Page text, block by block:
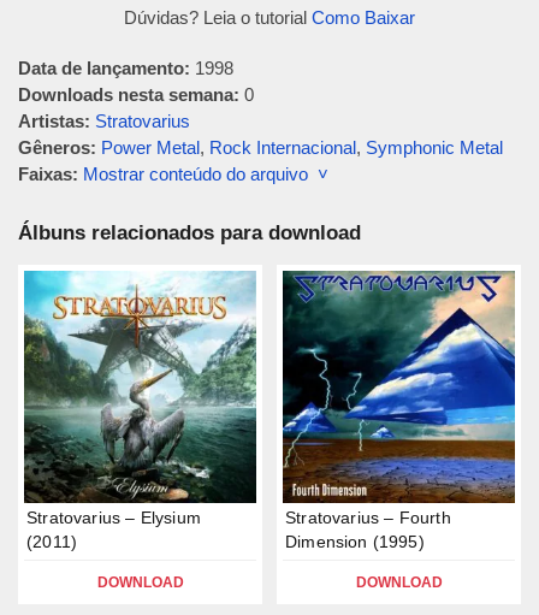
Dúvidas? Leia o tutorial Como Baixar
Data de lançamento: 1998
Downloads nesta semana: 0
Artistas: Stratovarius
Gêneros: Power Metal, Rock Internacional, Symphonic Metal
Faixas: Mostrar conteúdo do arquivo ˅
Álbuns relacionados para download
Stratovarius – Elysium
(2011)
DOWNLOAD
Stratovarius – Fourth
Dimension (1995)
DOWNLOAD